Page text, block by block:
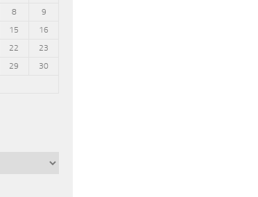
8
9
15
16
22
23
29
30